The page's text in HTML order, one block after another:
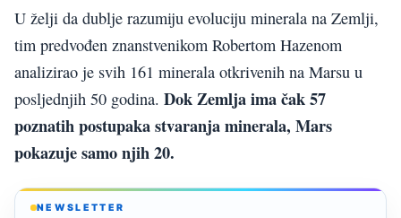
U želji da dublje razumiju evoluciju minerala na Zemlji,
tim predvođen znanstvenikom Robertom Hazenom
analizirao je svih 161 minerala otkrivenih na Marsu u
posljednjih 50 godina. Dok Zemlja ima čak 57
poznatih postupaka stvaranja minerala, Mars
pokazuje samo njih 20.
NEWSLETTER